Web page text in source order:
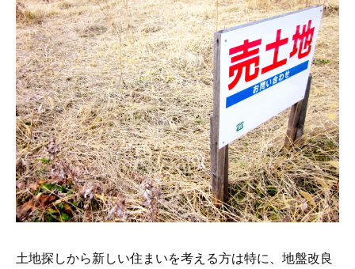
土地探しから新しい住まいを考える方は特に、地盤改良